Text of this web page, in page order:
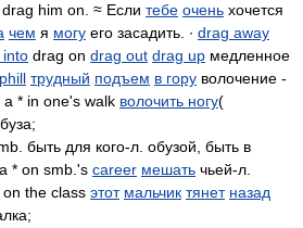
him on. ≈ Если тебе очень хочется
чем я могу его засадить. ∙ drag away
into drag on drag out drag up медленное
трудный подъем в гору волочение -
* in one's walk волочить ногу(
быть для кого-л. обузой, быть в
* on smb.'s career мешать чьей-л.
on the class этот мальчик тянет назад